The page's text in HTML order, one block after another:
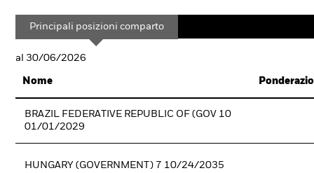
Principali posizioni comparto
al 30/06/2026
Nome
BRAZIL FEDERATIVE REPUBLIC OF (GOV 10
01/01/2029
HUNGARY (GOVERNMENT) 7 10/24/2035